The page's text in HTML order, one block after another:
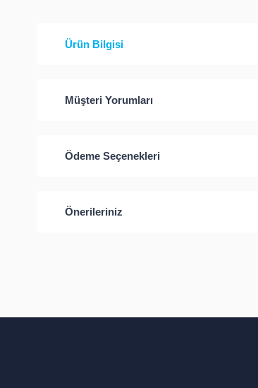
Ürün Bilgisi
Müşteri Yorumları
Ödeme Seçenekleri
Önerileriniz